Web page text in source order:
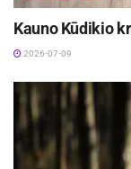
Kauno Kūdikio
2026-07-09